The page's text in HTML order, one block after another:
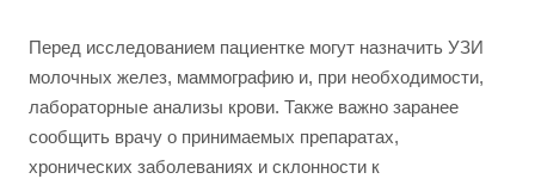
Перед исследованием пациентке могут назначить УЗИ
молочных желез, маммографию и, при необходимости,
лабораторные анализы крови. Также важно заранее
сообщить врачу о принимаемых препаратах,
хронических заболеваниях и склонности к